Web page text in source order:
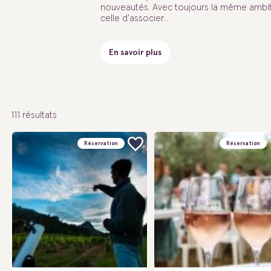
nouveautés. Avec toujours la même
celle d'associer...
En savoir plus
111 résultats
Réservation Réservation